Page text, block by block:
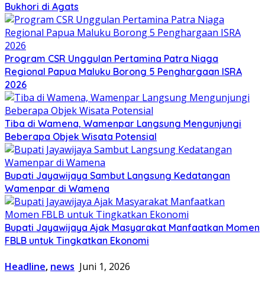
Bukhori di Agats
Program CSR Unggulan Pertamina Patra Niaga
Regional Papua Maluku Borong 5 Penghargaan ISRA
2026
Tiba di Wamena, Wamenpar Langsung Mengunjungi
Beberapa Objek Wisata Potensial
Bupati Jayawijaya Sambut Langsung Kedatangan
Wamenpar di Wamena
Bupati Jayawijaya Ajak Masyarakat Manfaatkan Momen
FBLB untuk Tingkatkan Ekonomi
Headline, news Juni 1, 2026